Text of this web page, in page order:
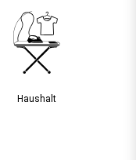
Haushalt